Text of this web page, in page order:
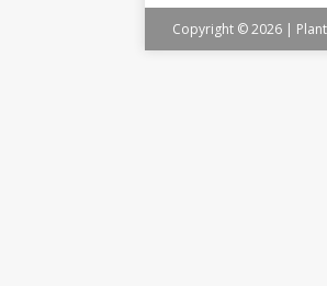
Copyright © 2026 |